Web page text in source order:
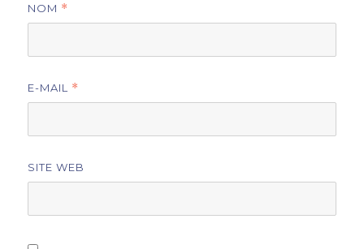
NOM *
E-MAIL *
SITE WEB